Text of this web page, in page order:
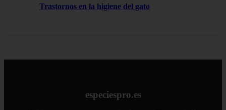
Trastornos en la higiene del gato
especiespro.es